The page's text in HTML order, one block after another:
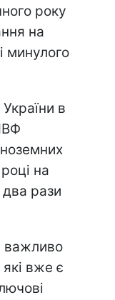
року
на
минулого
в
на
рази
важливо
вже є